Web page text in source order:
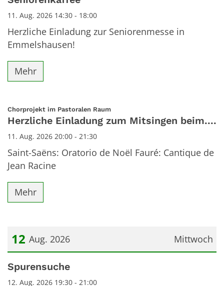
11. Aug. 2026 14:30 - 18:00
Herzliche Einladung zur Seniorenmesse in
Emmelshausen!
Mehr
Chorprojekt im Pastoralen Raum:
Herzliche Einladung zum Mitsingen beim....
11. Aug. 2026 20:00 - 21:30
Saint-Saëns: Oratorio de Noël Fauré: Cantique de
Jean Racine
Mehr
Mittwoch
12 Aug. 2026
Datum: 12. August 2026
Spurensuche
12. Aug. 2026 19:30 - 21:00